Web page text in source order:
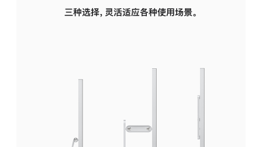
三种选择，灵活适应各种使用场景。